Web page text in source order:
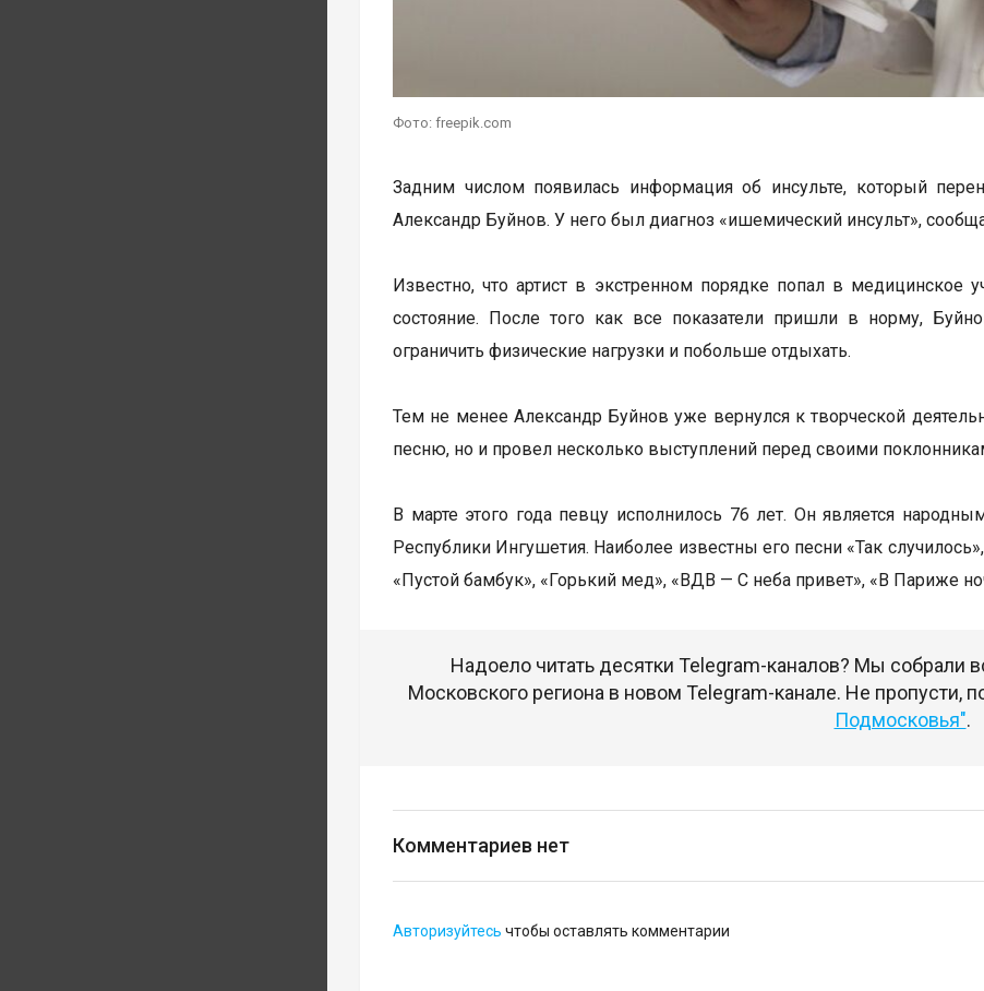
Фото: freepik.com
Задним числом появилась информация об инсульте, который
Александр Буйнов. У него был диагноз «ишемический инсульт»,
Известно, что артист в экстренном порядке попал в медицинское
состояние. После того как все показатели пришли в норму,
ограничить физические нагрузки и побольше отдыхать.
Тем не менее Александр Буйнов уже вернулся к творческой
песню, но и провел несколько выступлений перед своими
В марте этого года певцу исполнилось 76 лет. Он является
Республики Ингушетия. Наиболее известны его песни «Так
«Пустой бамбук», «Горький мед», «ВДВ — С неба привет», «В Париже
Надоело читать десятки Telegram-каналов? Мы
Московского региона в новом Telegram-канале. Не пропусти,
Подмосковья".
Комментариев нет
Авторизуйтесь чтобы оставлять комментарии